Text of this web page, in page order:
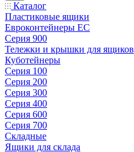
Каталог
Пластиковые ящики
Евроконтейнеры ЕС
Серия 900
Тележки и крышки для ящиков
Куботейнеры
Серия 100
Серия 200
Серия 300
Серия 400
Серия 600
Серия 700
Складные
Ящики для склада